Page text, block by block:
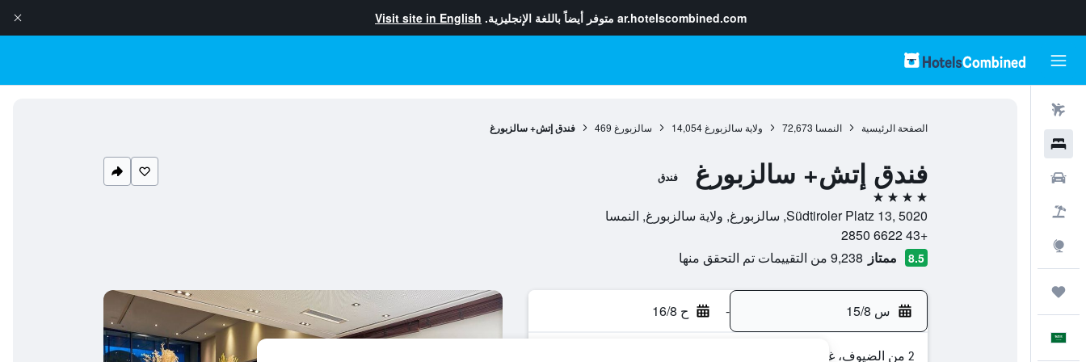
ar.hotelscombined.com متوفر أيضاً باللغة الإنجليزية. Visit site in English
الصفحة الرئيسية النمسا 72,673 ولاية سالزبورغ 14,054 سالزبورغ 469 فندق إتش+ سالزبورغ
فندق إتش+ سالزبورغ فندق
4 نجوم
Südtiroler Platz 13, 5020, سالزبورغ, ولاية سالزبورغ, النمسا
+43 6622 2850
8.5 ممتاز 9,238 من التقييمات تم التحقق منها
س 15/8 - ح 16/8
2 من الضيوف، غرفة واحدة